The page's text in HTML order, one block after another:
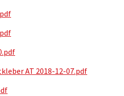
AT 2018-12-07.pdf